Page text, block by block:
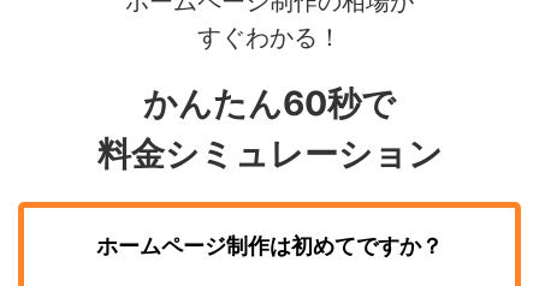
すぐわかる！
かんたん60秒で
料金シミュレーション
ホームページ制作は初めてですか？